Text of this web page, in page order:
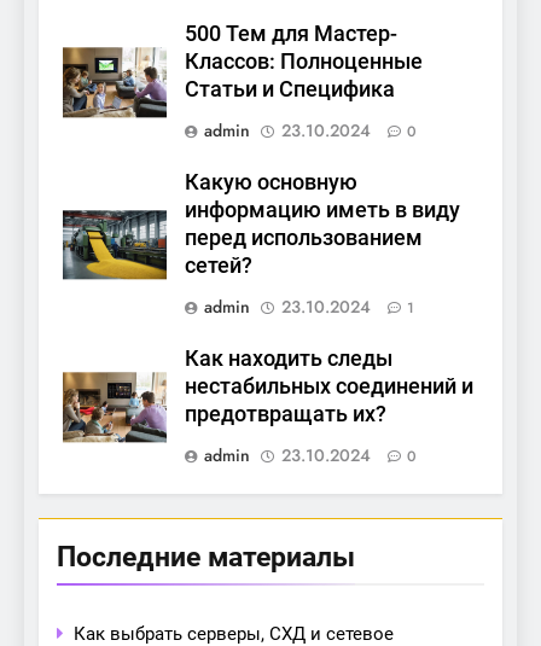
500 Тем для Мастер-
Классов: Полноценные
Статьи и Специфика
admin
23.10.2024 0
Какую основную
информацию иметь в виду
перед использованием
сетей?
admin
23.10.2024 1
Как находить следы
нестабильных соединений и
предотвращать их?
admin
23.10.2024 0
Последние материалы
Как выбрать серверы, СХД и сетевое